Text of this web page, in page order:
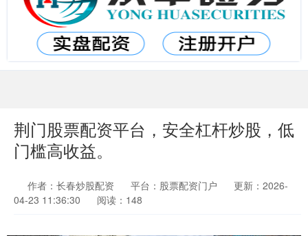
荆门股票配资平台，安全杠杆炒股，低
门槛高收益。
作者：长春炒股配资 平台：股票配资门户
更新：2026-
04-23 11:36:30
阅读：148